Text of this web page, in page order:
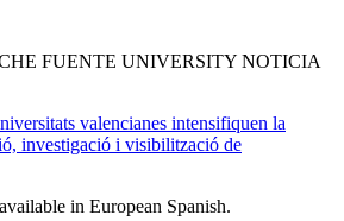
FUENTE UNIVERSITY NOTICIA
valencianes intensifiquen la
investigació i visibilització de
in European Spanish.